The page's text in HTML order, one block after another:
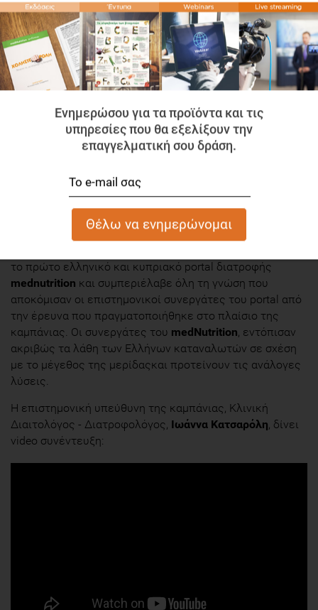
Θα σε βοηθήσει να εκπαιδεύτουν στο να αποκτήσουν
καλύτερο έλεγχο της ποσότητας που φαγητού που
καταναλώνουν, χωρίς ζυγίσματα. Οι απεικονίσεις
γίνονται πάνω σε ένα κανονικό πιάτο φαγητού, ενώ για
μεγέθους, κάθε μερίδα αντιστοιχίζεται οπτικά με
αντικείμενα από την καθημερινή ζωή, με τα οποία είναι
εξοικειωμένος: το i-phone, τα κεράκια ρεσώ, το σαπούνι,
μπαταρίες και γενικώς αντικείμενα που χρησιμοποιείς
στην καθημερινότητά σου!
Η εφαρμογή αναπτύχθηκε σε συνέχεια της επιτυχημένης
το πρώτο ελληνικό και κυπριακό portal διατροφής
mednutrition και συμπεριέλαβε όλη τη γνώση που
αποκόμισαν οι επιστημονικοί συνεργάτες του portal από
την έρευνα που πραγματοποιήθηκε στο πλαίσιο της
καμπάνιας. Οι συνεργάτες του medNutrition , εντόπισαν
ακριβώς τα λάθη των Ελλήνων καταναλωτών σε σχέση
με το μέγεθος της μερίδαςκαι προτείνουν τις ανάλογες
λύσεις.
Η επιστημονική υπεύθυνη της καμπάνιας, Κλινική
Διαιτολόγος - Διατροφολόγος, Ιωάννα Κατσαρόλη , δίνει
video συνέντευξη:
Ενημερώσου για τα προϊόντα και τις
υπηρεσίες που θα εξελίξουν την
επαγγελματική σου δράση.